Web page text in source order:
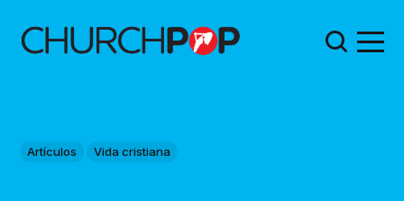
Artículos Vida cristiana